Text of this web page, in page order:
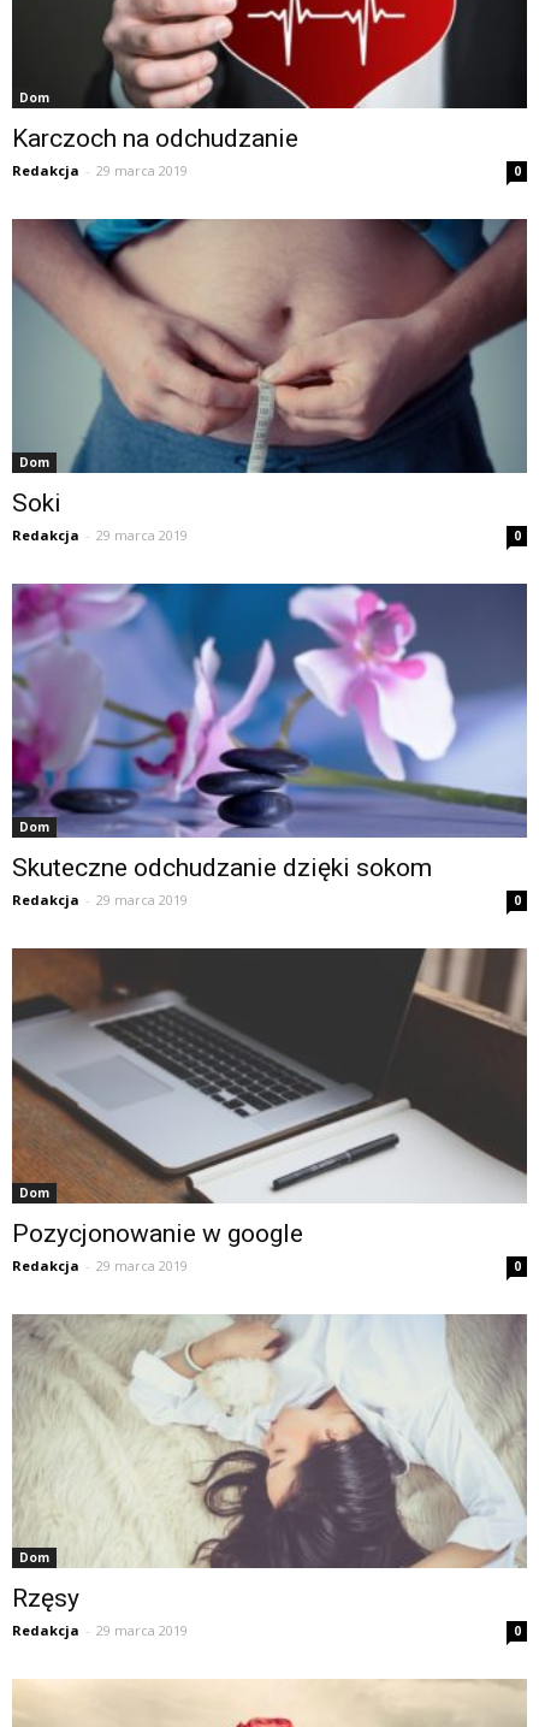
Dom
Karczoch na odchudzanie
Redakcja - 29 marca 2019 0
Dom
Soki
Redakcja - 29 marca 2019 0
Dom
Skuteczne odchudzanie dzięki sokom
Redakcja - 29 marca 2019 0
Dom
Pozycjonowanie w google
Redakcja - 29 marca 2019 0
Dom
Rzęsy
Redakcja - 29 marca 2019 0